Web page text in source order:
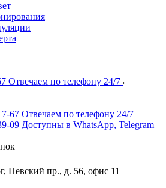
Отвечаем по телефону 24/7
67 Отвечаем по телефону 24/7
09 Доступны в WhatsApp, Telegram
Невский пр., д. 56, офис 11